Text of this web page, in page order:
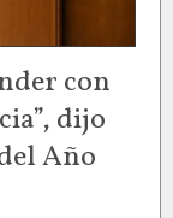
con
dijo
Año